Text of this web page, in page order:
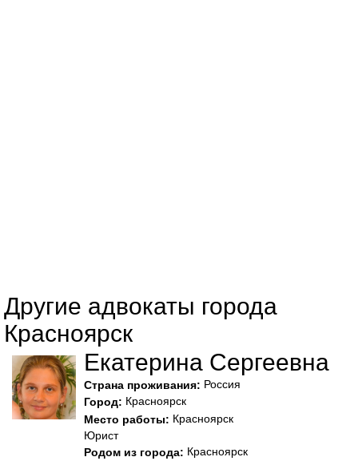
Другие адвокаты города
Красноярск
Екатерина Сергеевна
Страна проживания: Россия
Город: Красноярск
Место работы: Красноярск
Юрист
Родом из города: Красноярск